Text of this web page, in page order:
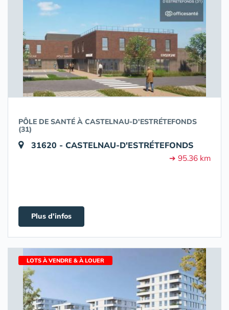
PÔLE DE SANTÉ À CASTELNAU-D'ESTRÉTEFONDS
(31)
31620 - CASTELNAU-D'ESTRÉTEFONDS
➔ 95.36 km
Plus d'infos
LOTS À VENDRE & À LOUER